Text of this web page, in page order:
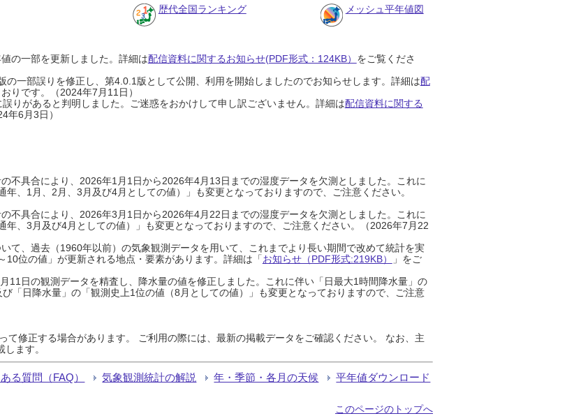
歴代全国ランキング メッシュ平年値図
の一部を更新しました。詳細は配信資料に関するお知らせ(PDF形式：124KB） をご覧くださ
一部誤りを修正し、第4.0.1版として公開、利用を開始しましたのでお知らせします。詳細は配
りです。（2024年7月11日）
りがあると判明しました。ご迷惑をおかけして申し訳ございません。詳細は配信資料に関する
年6月3日）
不具合により、2026年1月1日から2026年4月13日までの湿度データを欠測としました。これに
、1月、2月、3月及び4月としての値）」も変更となっておりますので、ご注意ください。
不具合により、2026年3月1日から2026年4月22日までの湿度データを欠測としました。これに
、3月及び4月としての値）」も変更となっておりますので、ご注意ください。（2026年7月22
て、過去（1960年以前）の気象観測データを用いて、これまでより長い期間で改めて統計を実
位の値」が更新される地点・要素があります。詳細は「お知らせ（PDF形式:219KB）
」をご
11日の観測データを精査し、降水量の値を修正しました。これに伴い「日最大1時間降水量」の
「日降水量」の「観測史上1位の値（8月としての値）」も変更となっておりますので、ご注意
修正する場合があります。 ご利用の際には、最新の掲載データをご確認ください。 なお、主
ます。
る質問（FAQ） 気象観測統計の解説 年・季節・各月の天候 平年値ダウンロード
このページのトップへ